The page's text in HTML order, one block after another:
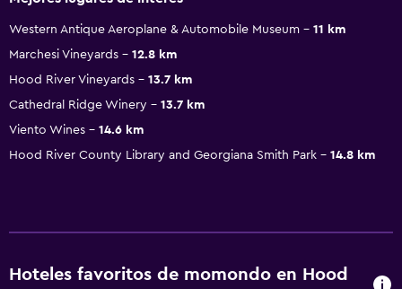
Western Antique Aeroplane & Automobile Museum
11 km
Marchesi Vineyards
12.8 km
Hood River Vineyards
13.7 km
Cathedral Ridge Winery
13.7 km
Viento Wines
14.6 km
Hood River County Library and Georgiana Smith Park
14.8 km
Hoteles favoritos de momondo en Hood